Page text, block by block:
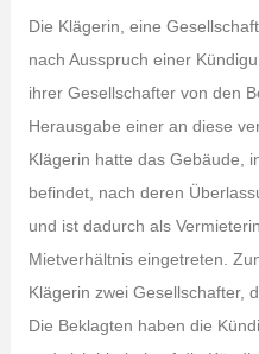
Die Klägerin, eine
nach Ausspruch einer
ihrer Gesellschafter von den
Herausgabe einer an diese
Klägerin hatte das Gebäude,
befindet, nach deren
und ist dadurch als
Mietverhältnis eingetreten.
Klägerin zwei Gesellschafter,
Die Beklagten haben die